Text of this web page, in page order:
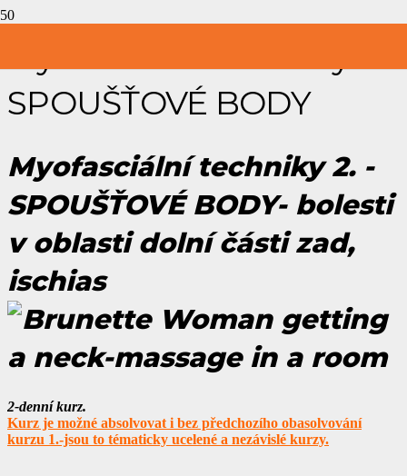
SPOUŠŤOVÉ BODY
Myofasciální techniky 2. -
SPOUŠŤOVÉ BODY- bolesti
v oblasti dolní části zad,
ischias
2-denní kurz.
Kurz je možné absolvovat i bez předchozího obasolvování
kurzu 1.-jsou to tématicky ucelené a nezávislé kurzy.